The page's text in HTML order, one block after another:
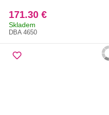
171.30 €
Skladem
DBA 4650